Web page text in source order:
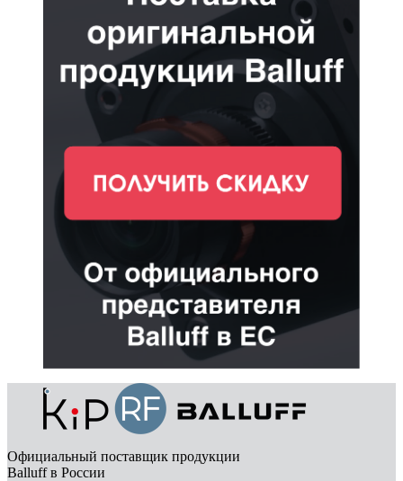
Официальный поставщик продукции
Balluff в России